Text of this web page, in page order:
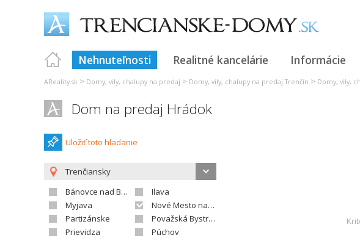
Nehnuteľnosti Realitné kancelárie Informácie
AReality.sk > Domy, vily, chalupy na predaj > Domy, vily, chalupy na predaj Trenčín > Domy, vily,
Dom na predaj Hrádok
Uložiť toto hladanie
Trenčiansky
Bánovce nad Bebravou
Ilava
Myjava
Nové Mesto nad Váhom
Partizánske
Považská Bystrica
Prievidza
Púchov